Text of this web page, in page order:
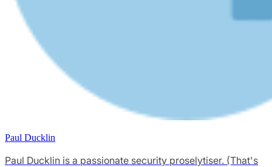
Paul Ducklin
Paul Ducklin is a passionate security proselytiser. (That's